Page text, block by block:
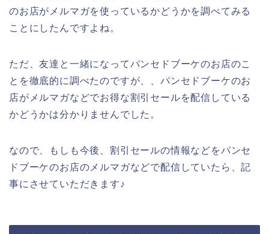
のお店がメルマガを使っているかどうかを調べてみる
ことにしたんですよね。
ただ、友達と一緒になってパンセドブーケのお店のこ
とを徹底的に調べたのですが、、パンセドブーケのお
店がメルマガなどでお得な割引セールを配信している
かどうかは分かりませんでした。
なので、もしも今後、割引セールの情報などをパンセ
ドブーケのお店のメルマガなどで配信していたら、記
事にさせていただきます♪